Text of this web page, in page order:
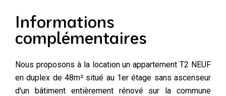
Informations
complémentaires
Nous proposons à la location un appartement T2 NEUF
en duplex de 48m² situé au 1er étage sans ascenseur
d'un bâtiment entièrement rénové sur la commune